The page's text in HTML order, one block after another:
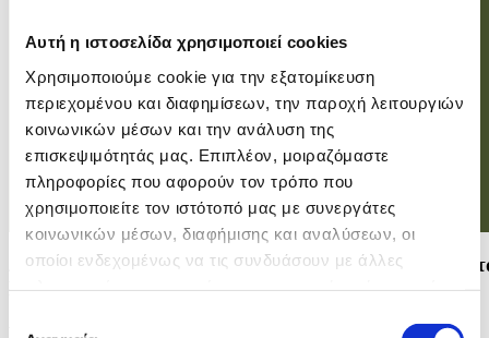
Αυτή η ιστοσελίδα χρησιμοποιεί cookies
Χρησιμοποιούμε cookie για την εξατομίκευση
περιεχομένου και διαφημίσεων, την παροχή λειτουργιών
κοινωνικών μέσων και την ανάλυση της
επισκεψιμότητάς μας. Επιπλέον, μοιραζόμαστε
πληροφορίες που αφορούν τον τρόπο που
χρησιμοποιείτε τον ιστότοπό μας με συνεργάτες
κοινωνικών μέσων, διαφήμισης και αναλύσεων, οι
οποίοι ενδεχομένως να τις συνδυάσουν με άλλες
Εσωτερικά
Κόσμος
Αθλητικά
Virals
Επιστήμες
Σύνδεση
Δήλωση νέου Επιτρόπου Αλιείας και Ωκεανών,
Καδή